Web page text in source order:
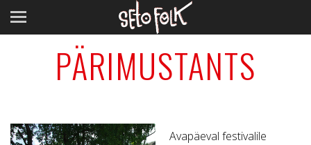
PÄRIMUSTANTS
Avapäeval festivalile